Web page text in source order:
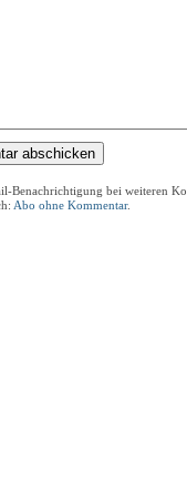
Benachrichtigung bei weiteren
Abo ohne Kommentar.